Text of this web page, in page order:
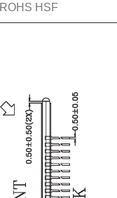
ROHS HSF